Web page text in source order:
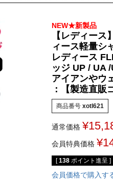
NEW★新製品
【レディー
ィース軽量シ
レディース
ッジ UP / UA /
アイアンやウ
：【製造直
商品番号 xotl621
通常価格 ¥
会員特典価格 ¥
[ 138 ポイント進呈 ]
会員価格で購入す